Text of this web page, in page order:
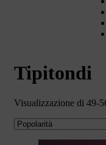
Tipitondi
Visualizzazione di 49-